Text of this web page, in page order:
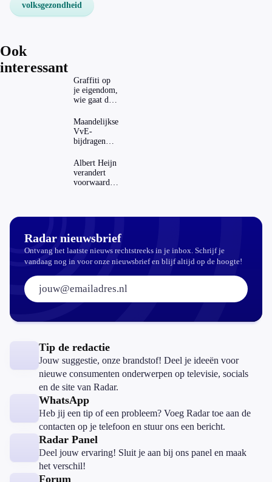
volksgezondheid
Ook
interessant
Graffiti op
je eigendom,
wie gaat dat
Maandelijkse
VvE-
bijdragen
dat invloed
op je
hypotheek?
Albert Heijn
verandert
voorwaarden
Radar nieuwsbrief
Ontvang het laatste nieuws rechtstreeks in je inbox. Schrijf je
vandaag nog in voor onze nieuwsbrief en blijf altijd op de hoogte!
E-mailadres:
Tip de redactie
Jouw suggestie, onze brandstof! Deel je ideeën voor
nieuwe consumenten onderwerpen op televisie, socials
en de site van Radar.
WhatsApp
Heb jij een tip of een probleem? Voeg Radar toe aan de
contacten op je telefoon en stuur ons een bericht.
Radar Panel
Deel jouw ervaring! Sluit je aan bij ons panel en maak
het verschil!
Forum